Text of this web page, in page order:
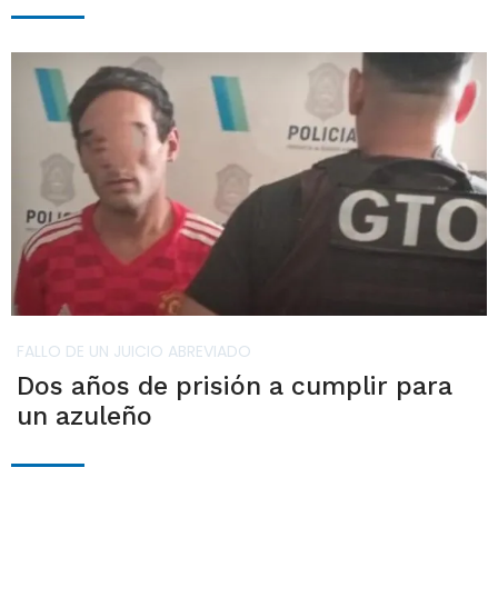
FALLO DE UN JUICIO ABREVIADO
Dos años de prisión a cumplir para
un azuleño